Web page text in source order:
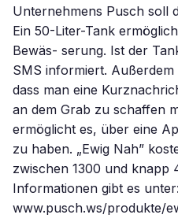
Unternehmens Pusch soll
Ein 50-Liter-Tank
Bewäs- serung. Ist der
SMS informiert.
dass man eine
an dem Grab zu schaffen
ermöglicht es, über eine
zu haben. „Ewig Nah”
zwischen 1300 und knapp
Informationen gibt es unter:
www.pusch.ws/produkte/